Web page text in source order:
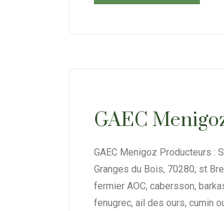
GAEC
GAEC Menigoz Producteurs :
Granges du Bois, 70280, st
fermier AOC, cabersson,
fenugrec, ail des ours, cumin